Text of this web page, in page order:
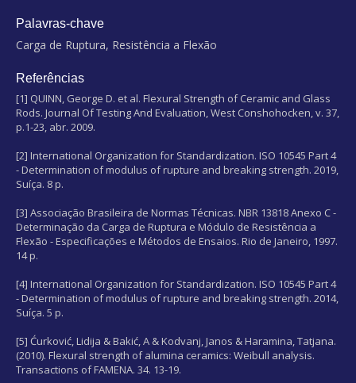
Palavras-chave
Carga de Ruptura, Resistência a Flexão
Referências
[1] QUINN, George D. et al. Flexural Strength of Ceramic and Glass
Rods. Journal Of Testing And Evaluation, West Conshohocken, v. 37,
p.1-23, abr. 2009.
[2] International Organization for Standardization. ISO 10545 Part 4
- Determination of modulus of rupture and breaking strength. 2019,
Suíça. 8 p.
[3] Associação Brasileira de Normas Técnicas. NBR 13818 Anexo C -
Determinação da Carga de Ruptura e Módulo de Resistência a
Flexão - Especificações e Métodos de Ensaios. Rio de Janeiro, 1997.
14 p.
[4] International Organization for Standardization. ISO 10545 Part 4
- Determination of modulus of rupture and breaking strength. 2014,
Suíça. 5 p.
[5] Ćurković, Lidija & Bakić, A & Kodvanj, Janos & Haramina, Tatjana.
(2010). Flexural strength of alumina ceramics: Weibull analysis.
Transactions of FAMENA. 34. 13-19.